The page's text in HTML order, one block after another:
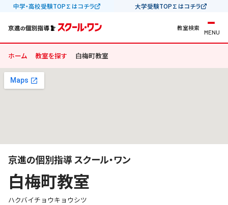
中学・高校受験TOP∑はコチラ 大学受験TOP∑はコチラ
教室検索
MENU
ホーム 教室を探す 白梅町教室
京進の個別指導 スクール・ワン
白梅町教室
ハクバイチョウキョウシツ